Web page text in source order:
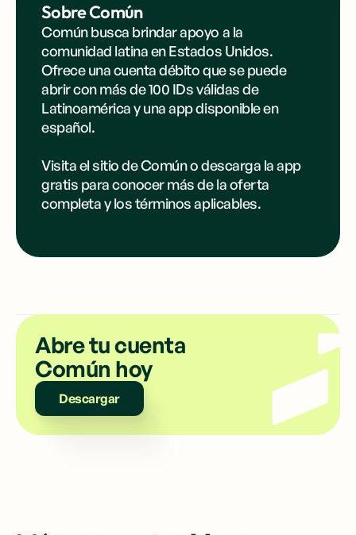
Sobre Común
Común busca brindar apoyo a la
comunidad latina en Estados Unidos.
Ofrece una cuenta débito que se puede
abrir con más de 100 IDs válidas de
Latinoamérica y una app disponible en
español.
Visita el sitio deComúnodescarga la app
gratis para conocer más de la oferta
completa y los términos aplicables.
Abre tu cuenta
Común hoy
Descargar